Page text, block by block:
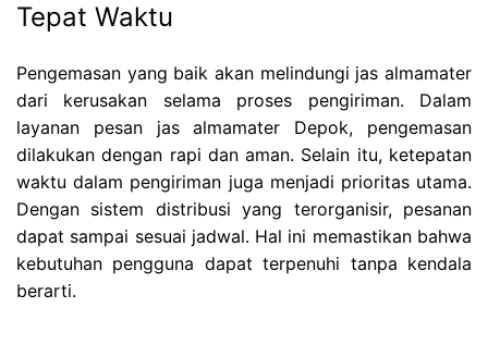
Tepat Waktu
Pengemasan yang baik akan melindungi jas almamater
dari kerusakan selama proses pengiriman. Dalam
layanan pesan jas almamater Depok, pengemasan
dilakukan dengan rapi dan aman. Selain itu, ketepatan
waktu dalam pengiriman juga menjadi prioritas utama.
Dengan sistem distribusi yang terorganisir, pesanan
dapat sampai sesuai jadwal. Hal ini memastikan bahwa
kebutuhan pengguna dapat terpenuhi tanpa kendala
berarti.